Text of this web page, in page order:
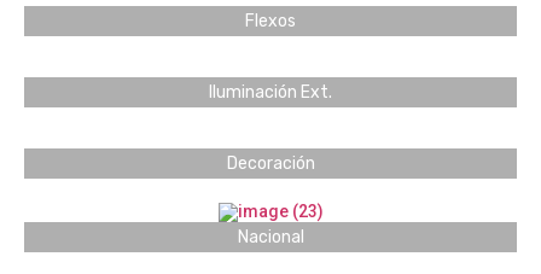
Flexos
Iluminación Ext.
Decoración
Nacional